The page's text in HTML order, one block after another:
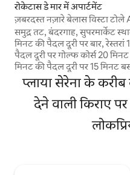
रोकेटास डे मार में अपार्टमेंट
ज़बरदस्त नज़ारे बेलास विस्टा
समुद्र तट, बंदरगाह, सुपरमार्केट
मिनट की पैदल दूरी पर बार, रेस्तरां
पैदल दूरी पर गोल्फ कोर्स 20
मिनट की पैदल दूरी पर 15 मिनट
किला 45 मिनट बस से समुद्र तट, बंदरगाह,
सुपरमार्केट, स्थानीय परिवहन 5
पर बार और रेस्तरां 10 मिनट की
20 मिनट की दूरी पर शॉपिंग सेंटर
पर समुद्र तट, बंदरगाह,
प्लाया सेरेना के
देने वाली किराए